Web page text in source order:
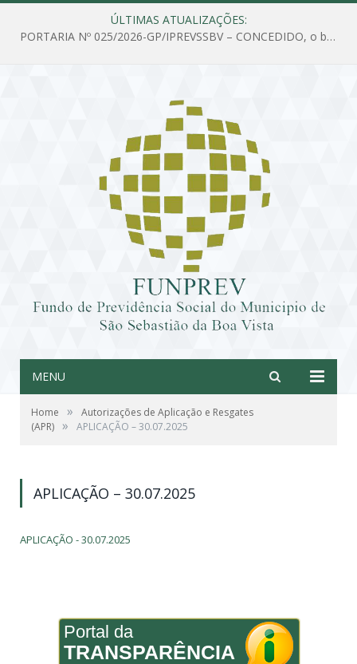
ÚLTIMAS ATUALIZAÇÕES:
PORTARIA Nº 025/2026-GP/IPREVSSBV – CONCEDIDO, o benefício de PENSÃO a MARIA ESTELA DOS SANTOS SOUZA
MENU
Home »
Autorizações de Aplicação e Resgates
(APR) » APLICAÇÃO – 30.07.2025
APLICAÇÃO – 30.07.2025
APLICAÇÃO - 30.07.2025
Portal da
TRANSPARÊNCIA